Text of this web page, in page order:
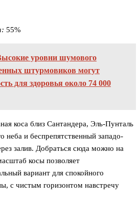
55%
уровни шумового
штурмовиков могут
для здоровья около 74 000
коса близ Сантандера, Эль-Пунталь
неба и беспрепятственный западо-
залив. Добраться сюда можно на
косы позволяет
вариант для спокойного
с чистым горизонтом навстречу